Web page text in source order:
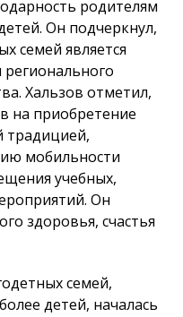
родителям
Он подчеркнул,
семей является
Хальзов отметил,
на приобретение
традицией,
мобильности
учебных,
Он
здоровья, счастья
семей,
детей, началась